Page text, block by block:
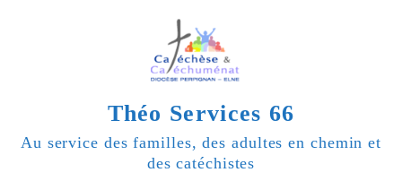
Théo Services 66
Au service des familles, des adultes en chemin et
des catéchistes